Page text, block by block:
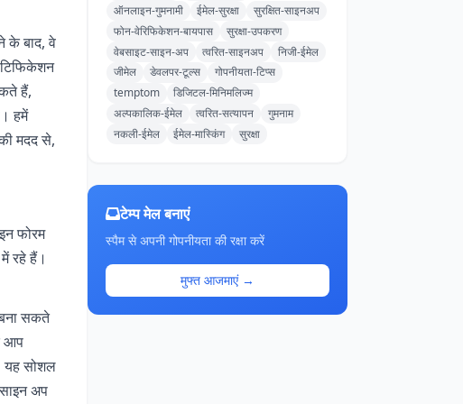
के बाद, वे
हैं,
हमें
मदद से,
फोरम
रहे हैं।
सकते
आप
यह सोशल
अप
ऑनलाइन-गुमनामी ईमेल-सुरक्षा
सुरक्षित-साइनअप
फोन-वेरिफिकेशन-बायपास
सुरक्षा-उपकरण
वेबसाइट-साइन-अप
त्वरित-साइनअप
निजी-ईमेल
जीमेल
डेवलपर-टूल्स
गोपनीयता-टिप्स
temptom
डिजिटल-मिनिमलिज्म
अल्पकालिक-ईमेल
त्वरित-सत्यापन
गुमनाम
नकली-ईमेल
ईमेल-मास्किंग सुरक्षा
टेम्प मेल बनाएं
स्पैम से अपनी गोपनीयता की रक्षा करें
मुफ्त आजमाएं →